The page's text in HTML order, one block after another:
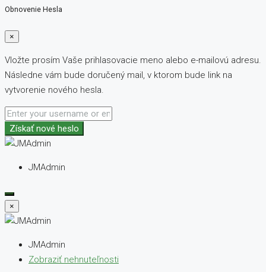
Obnovenie Hesla
×
Vložte prosím Vaše prihlasovacie meno alebo e-mailovú adresu.
Následne vám bude doručený mail, v ktorom bude link na
vytvorenie nového hesla.
Získať nové heslo
JMAdmin
×
JMAdmin
Zobraziť nehnuteľnosti